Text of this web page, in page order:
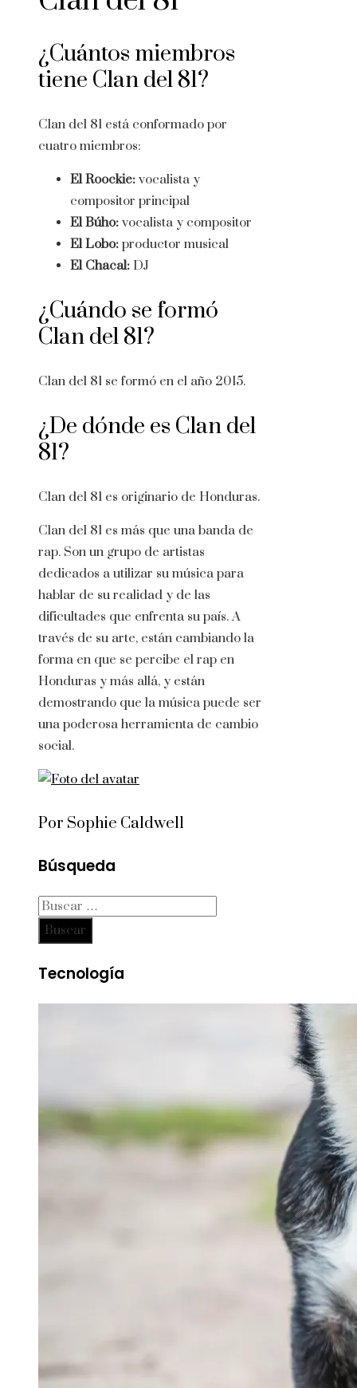
¿Cuántos miembros
tiene Clan del 81?
Clan del 81 está conformado por
cuatro miembros:
El Roockie: vocalista y
compositor principal
El Búho: vocalista y compositor
El Lobo: productor musical
El Chacal: DJ
¿Cuándo se formó
Clan del 81?
Clan del 81 se formó en el año 2015.
¿De dónde es Clan del
81?
Clan del 81 es originario de Honduras.
Clan del 81 es más que una banda de
rap. Son un grupo de artistas
dedicados a utilizar su música para
hablar de su realidad y de las
dificultades que enfrenta su país. A
través de su arte, están cambiando la
forma en que se percibe el rap en
Honduras y más allá, y están
demostrando que la música puede ser
una poderosa herramienta de cambio
social.
Por Sophie Caldwell
Búsqueda
Buscar:
Tecnología